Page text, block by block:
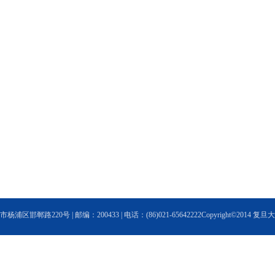
杨浦区邯郸路220号 | 邮编：200433 | 电话：(86)021-65642222Copyright©2014 复旦